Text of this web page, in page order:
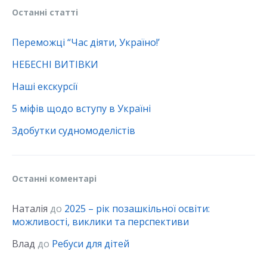
Останні статті
Переможці “Час діяти, Україно!’
НЕБЕСНІ ВИТІВКИ
Наші екскурсії
5 міфів щодо вступу в Україні
Здобутки судномоделістів
Останні коментарі
Наталія до 2025 – рік позашкільної освіти:
можливості, виклики та перспективи
Влад до Ребуси для дітей